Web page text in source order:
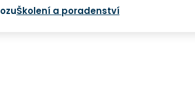
Školení a poradenství